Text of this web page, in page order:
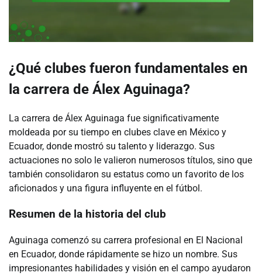
¿Qué clubes fueron fundamentales en
la carrera de Álex Aguinaga?
La carrera de Álex Aguinaga fue significativamente
moldeada por su tiempo en clubes clave en México y
Ecuador, donde mostró su talento y liderazgo. Sus
actuaciones no solo le valieron numerosos títulos, sino que
también consolidaron su estatus como un favorito de los
aficionados y una figura influyente en el fútbol.
Resumen de la historia del club
Aguinaga comenzó su carrera profesional en El Nacional
en Ecuador, donde rápidamente se hizo un nombre. Sus
impresionantes habilidades y visión en el campo ayudaron